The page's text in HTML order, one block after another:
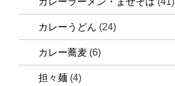
カレーうどん (24)
カレー蕎麦 (6)
担々麺 (4)